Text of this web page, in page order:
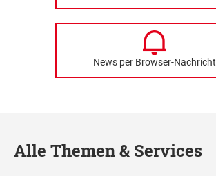
News per Browser-Nachricht
Alle Themen & Services